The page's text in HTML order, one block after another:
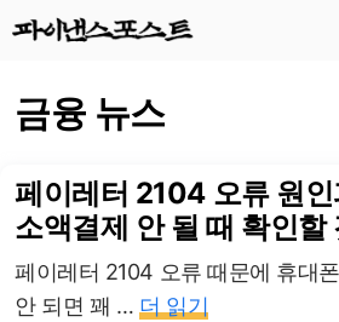
로
너
금융 뉴스
페이레터 2104 오류 원인
소액결제 안 될 때 확인할
페이레터 2104 오류 때문에 휴대
안 되면 꽤 … 더 읽기